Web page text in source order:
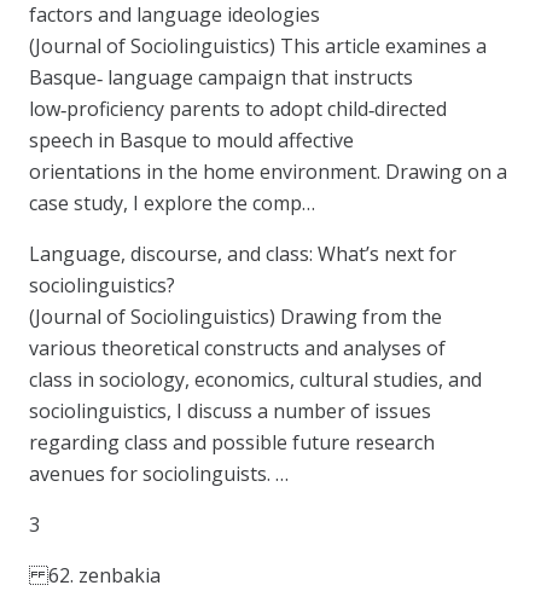
factors and language ideologies
(Journal of Sociolinguistics) This article examines a
Basque‐ language campaign that instructs
low‐proficiency parents to adopt child‐directed
speech in Basque to mould affective
orientations in the home environment. Drawing on a
case study, I explore the comp…
Language, discourse, and class: What’s next for
sociolinguistics?
(Journal of Sociolinguistics) Drawing from the
various theoretical constructs and analyses of
class in sociology, economics, cultural studies, and
sociolinguistics, I discuss a number of issues
regarding class and possible future research
avenues for sociolinguists. …
3
62. zenbakia